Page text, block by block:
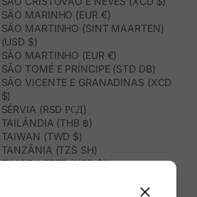
SÃO MARINHO (EUR €)
SÃO MARTINHO (SINT MAARTEN)
(USD $)
SÃO MARTINHO (EUR €)
SÃO TOMÉ E PRÍNCIPE (STD DB)
SÃO VICENTE E GRANADINAS (XCD
$)
SÉRVIA (RSD РСД)
TAILÂNDIA (THB ฿)
TAIWAN (TWD $)
TANZÂNIA (TZS SH)
TIMOR-LESTE (USD $)